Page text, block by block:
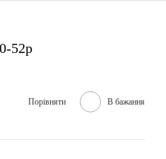
52p
Порівняти В бажання